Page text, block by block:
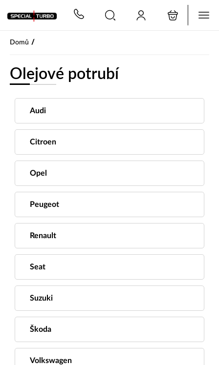
Domů /
Olejové potrubí
Audi
Citroen
Opel
Peugeot
Renault
Seat
Suzuki
Škoda
Volkswagen